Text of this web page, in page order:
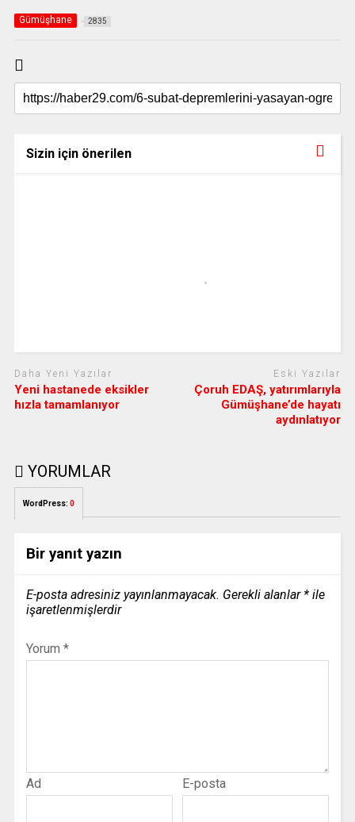
Gümüşhane 2835
Sizin için önerilen
Daha Yeni Yazılar
Yeni hastanede eksikler
hızla tamamlanıyor
Eski Yazılar
Çoruh EDAŞ, yatırımlarıyla
Gümüşhane’de hayatı
aydınlatıyor
YORUMLAR
WordPress: 0
Bir yanıt yazın
E-posta adresiniz yayınlanmayacak. Gerekli alanlar *ile
işaretlenmişlerdir
Yorum *
Ad E-posta